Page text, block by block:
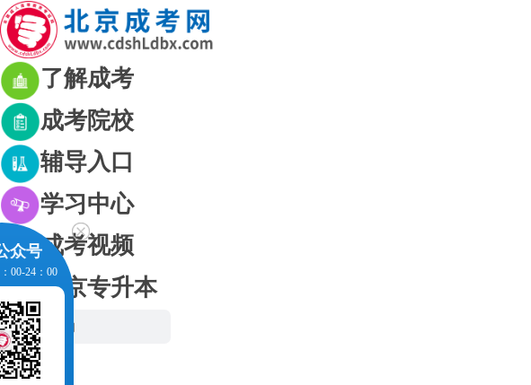
了解成考
成考院校
辅导入口
学习中心
成考视频
北京专升本
网站首页
成考资讯
众号
00-24：00